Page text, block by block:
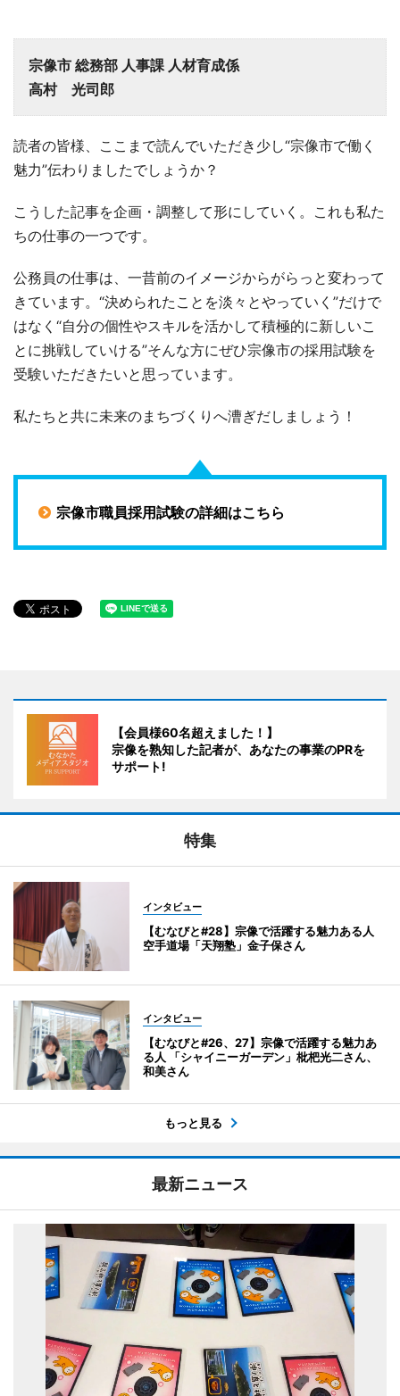
宗像市 総務部 人事課 人材育成係
高村 光司郎
読者の皆様、ここまで読んでいただき少し“宗像市で働く
魅力”伝わりましたでしょうか？
こうした記事を企画・調整して形にしていく。これも私た
ちの仕事の一つです。
公務員の仕事は、一昔前のイメージからがらっと変わって
きています。“決められたことを淡々とやっていく”だけで
はなく“自分の個性やスキルを活かして積極的に新しいこ
とに挑戦していける”そんな方にぜひ宗像市の採用試験を
受験いただきたいと思っています。
私たちと共に未来のまちづくりへ漕ぎだしましょう！
宗像市職員採用試験の詳細はこちら
【会員様60名超えました！】
宗像を熟知した記者が、あなたの事業のPRを
サポート!
特集
インタビュー
【むなびと#28】宗像で活躍する魅力ある人
空手道場「天翔塾」金子保さん
インタビュー
【むなびと#26、27】宗像で活躍する魅力あ
る人 「シャイニーガーデン」枇杷光二さん、
和美さん
もっと見る
最新ニュース